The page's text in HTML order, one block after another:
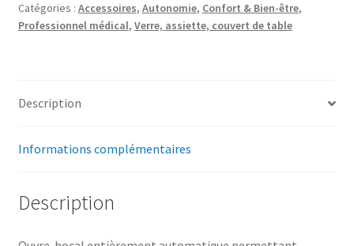
Catégories : Accessoires, Autonomie, Confort & Bien-être,
Professionnel médical, Verre, assiette, couvert de table
Description
Informations complémentaires
Description